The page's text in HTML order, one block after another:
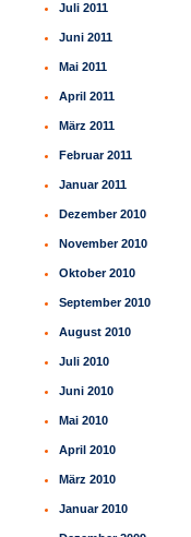
Juli 2011
Juni 2011
Mai 2011
April 2011
März 2011
Februar 2011
Januar 2011
Dezember 2010
November 2010
Oktober 2010
September 2010
August 2010
Juli 2010
Juni 2010
Mai 2010
April 2010
März 2010
Januar 2010